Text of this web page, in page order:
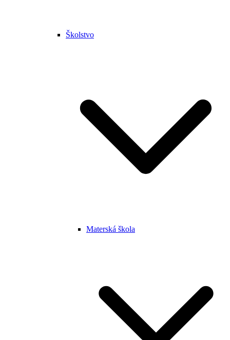
Školstvo
Materská škola